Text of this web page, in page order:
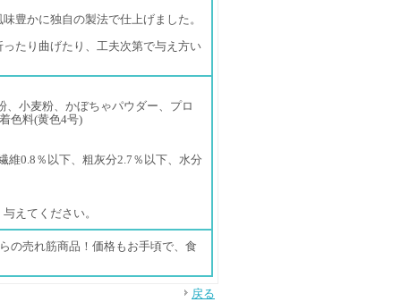
豊かに独自の製法で仕上げました。
たり曲げたり、工夫次第で与え方い
小麦粉、かぼちゃパウダー、プロ
色料(黄色4号)
維0.8％以下、粗灰分2.7％以下、水分
えてください。
の売れ筋商品！価格もお手頃で、食
戻る